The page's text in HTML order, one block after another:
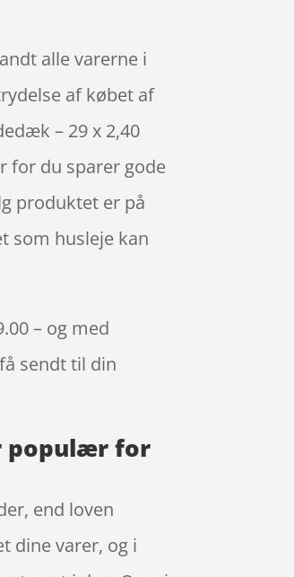
alle varerne i
af købet af
– 29 x 2,40
for du sparer gode
produktet er på
som husleje kan
– og med
sendt til din
populær for
end loven
dine varer, og i